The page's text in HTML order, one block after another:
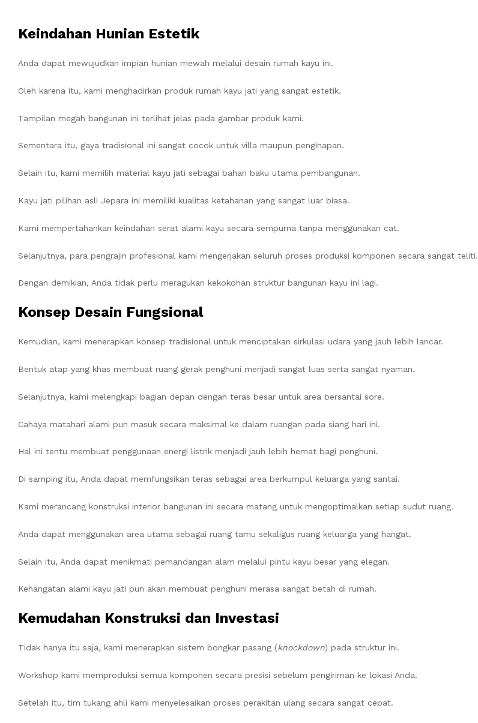
Keindahan Hunian Estetik
Anda dapat mewujudkan impian hunian mewah melalui desain rumah kayu ini.
Oleh karena itu, kami menghadirkan produk rumah kayu jati yang sangat estetik.
Tampilan megah bangunan ini terlihat jelas pada gambar produk kami.
Sementara itu, gaya tradisional ini sangat cocok untuk villa maupun penginapan.
Selain itu, kami memilih material kayu jati sebagai bahan baku utama pembangunan.
Kayu jati pilihan asli Jepara ini memiliki kualitas ketahanan yang sangat luar biasa.
Kami mempertahankan keindahan serat alami kayu secara sempurna tanpa menggunakan cat.
Selanjutnya, para pengrajin profesional kami mengerjakan seluruh proses produksi komponen secara sangat teliti.
Dengan demikian, Anda tidak perlu meragukan kekokohan struktur bangunan kayu ini lagi.
Konsep Desain Fungsional
Kemudian, kami menerapkan konsep tradisional untuk menciptakan sirkulasi udara yang jauh lebih lancar.
Bentuk atap yang khas membuat ruang gerak penghuni menjadi sangat luas serta sangat nyaman.
Selanjutnya, kami melengkapi bagian depan dengan teras besar untuk area bersantai sore.
Cahaya matahari alami pun masuk secara maksimal ke dalam ruangan pada siang hari ini.
Hal ini tentu membuat penggunaan energi listrik menjadi jauh lebih hemat bagi penghuni.
Di samping itu, Anda dapat memfungsikan teras sebagai area berkumpul keluarga yang santai.
Kami merancang konstruksi interior bangunan ini secara matang untuk mengoptimalkan setiap sudut ruang.
Anda dapat menggunakan area utama sebagai ruang tamu sekaligus ruang keluarga yang hangat.
Selain itu, Anda dapat menikmati pemandangan alam melalui pintu kayu besar yang elegan.
Kehangatan alami kayu jati pun akan membuat penghuni merasa sangat betah di rumah.
Kemudahan Konstruksi dan Investasi
Tidak hanya itu saja, kami menerapkan sistem bongkar pasang (knockdown) pada struktur ini.
Workshop kami memproduksi semua komponen secara presisi sebelum pengiriman ke lokasi Anda.
Setelah itu, tim tukang ahli kami menyelesaikan proses perakitan ulang secara sangat cepat.